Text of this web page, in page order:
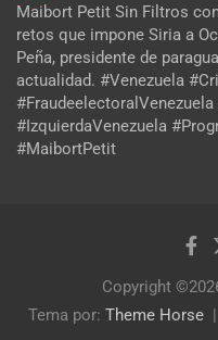
Maibort Petit Sin Filtros
retos que impone Siria a
Peña, presidente de
actualidad. #Venezuela
#IzquierdaVenezuela
#MaibortPetit
Copyright
Tema por: Theme Horse